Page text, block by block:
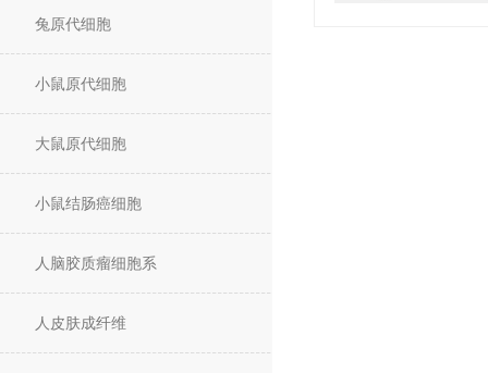
兔原代细胞
小鼠原代细胞
大鼠原代细胞
小鼠结肠癌细胞
人脑胶质瘤细胞系
人皮肤成纤维